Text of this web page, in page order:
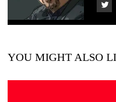
YOU MIGHT ALSO